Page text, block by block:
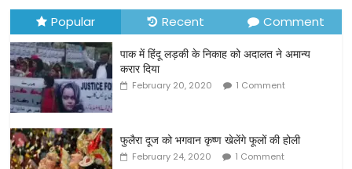
Popular Recent Comment
पाक में हिंदू लड़की के निकाह को अदालत ने अमान्य
करार दिया
February 20, 2020 1 Comment
फुलैरा दूज को भगवान कृष्ण खेलेंगे फूलों की होली
February 24, 2020 1 Comment